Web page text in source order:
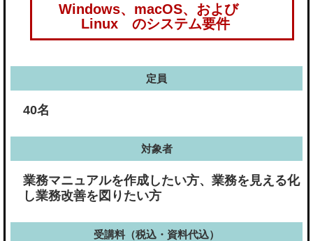
Windows、macOS、および
Linux のシステム要件
定員
40名
対象者
業務マニュアルを作成したい方、業務を見える化
し業務改善を図りたい方
受講料（税込・資料代込）